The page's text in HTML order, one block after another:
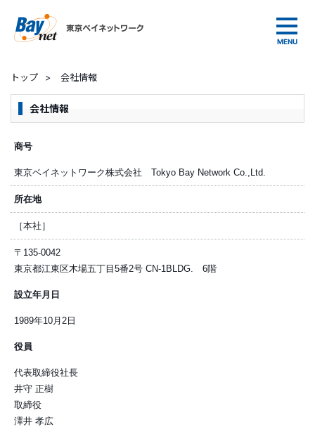
トップ > 会社情報
会社情報
商号
東京ベイネットワーク株式会社 Tokyo Bay Network Co.,Ltd.
所在地
［本社］
〒135-0042
東京都江東区木場五丁目5番2号 CN-1BLDG. 6階
設立年月日
1989年10月2日
役員
代表取締役社長
井守 正樹
取締役
澤井 孝広